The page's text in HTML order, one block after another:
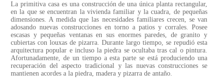
La primitiva casa es una construcción de una única planta rectangular,
en la que se encuentran la vivienda familiar y la cuadra, de pequeñas
dimensiones. A medida que las necesidades familiares crecen, se van
adosando nuevas construcciones en torno a patios y corrales. Posee
escasas y pequeñas ventanas en sus enormes paredes, de granito y
cubiertas con louxas de pizarra. Durante largo tiempo, se repudió esta
arquitectura popular e incluso la piedra se ocultaba tras cal o pintura.
Afortunadamente, de un tiempo a esta parte se está produciendo una
recuperación del aspecto tradicional y las nuevas construcciones se
mantienen acordes a la piedra, madera y pizarra de antaño.